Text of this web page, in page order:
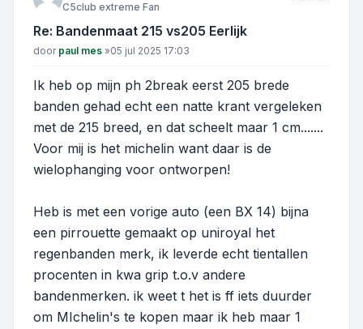
C5club extreme Fan
Re: Bandenmaat 215 vs205 Eerlijk
Bericht
door paul mes »05 jul 2025 17:03
Ik heb op mijn ph 2break eerst 205 brede
banden gehad echt een natte krant vergeleken
met de 215 breed, en dat scheelt maar 1 cm.......
Voor mij is het michelin want daar is de
wielophanging voor ontworpen!
Heb is met een vorige auto (een BX 14) bijna
een pirrouette gemaakt op uniroyal het
regenbanden merk, ik leverde echt tientallen
procenten in kwa grip t.o.v andere
bandenmerken. ik weet t het is ff iets duurder
om MIchelin's te kopen maar ik heb maar 1